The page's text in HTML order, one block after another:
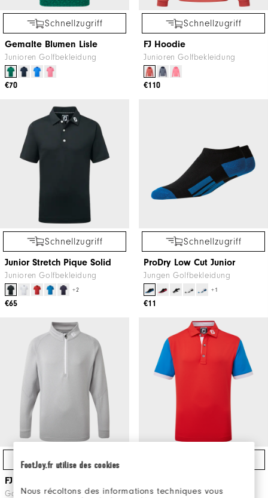
FootJoy.fr utilise des cookies
Nous récoltons des informations techniques vous
Schnellzugriff
Gemalte Blumen Lisle
Junioren Golfbekleidung
€70
Schnellzugriff
FJ Hoodie
Junioren Golfbekleidung
€110
Schnellzugriff
Junior Stretch Pique Solid
Junioren Golfbekleidung
+2
€65
Schnellzugriff
ProDry Low Cut Junior
Jungen Golfbekleidung
+1
€11
Schnellzugriff
FJ Junior Chill-Out Pullover
Golfbekleidung Golfbekleidung